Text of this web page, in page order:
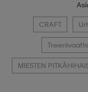
CRAFT
MIESTEN